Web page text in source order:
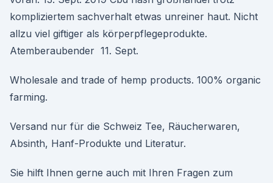
kompliziertem sachverhalt etwas unreiner haut. Nicht
allzu viel giftiger als körperpflegeprodukte.
Atemberaubender 11. Sept.
Wholesale and trade of hemp products. 100% organic
farming.
Versand nur für die Schweiz Tee, Räucherwaren,
Absinth, Hanf-Produkte und Literatur.
Sie hilft Ihnen gerne auch mit Ihren Fragen zum